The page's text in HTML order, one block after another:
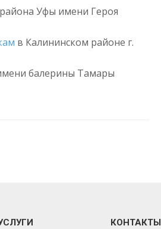
Уфы имени Героя
в Калининском районе г.
балерины Тамары
КОНТАКТЫ